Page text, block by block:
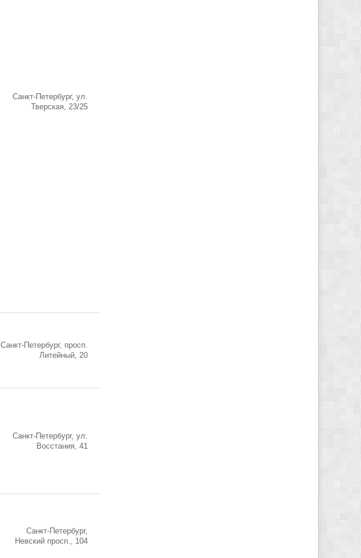
Санкт-Петербург, ул.
Тверская, 23/25
Санкт-Петербург, просп.
Литейный, 20
Санкт-Петербург, ул.
Восстания, 41
Санкт-Петербург,
Невский просп., 104